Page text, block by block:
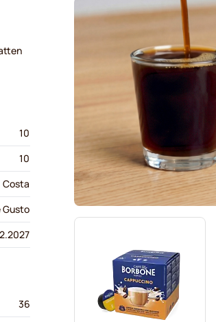
10
10
Costa
Gusto
36